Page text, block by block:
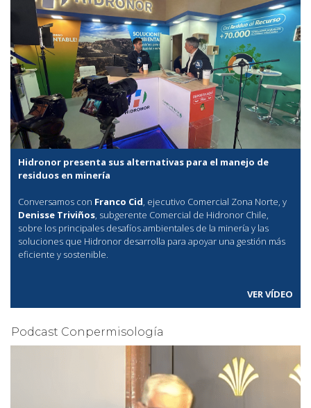
Hidronor presenta sus alternativas para el manejo de
residuos en minería
Conversamos con Franco Cid, ejecutivo Comercial Zona Norte, y
Denisse Triviños, subgerente Comercial de Hidronor Chile,
sobre los principales desafíos ambientales de la minería y las
soluciones que Hidronor desarrolla para apoyar una gestión más
eficiente y sostenible.
VER VÍDEO
Podcast Conpermisología